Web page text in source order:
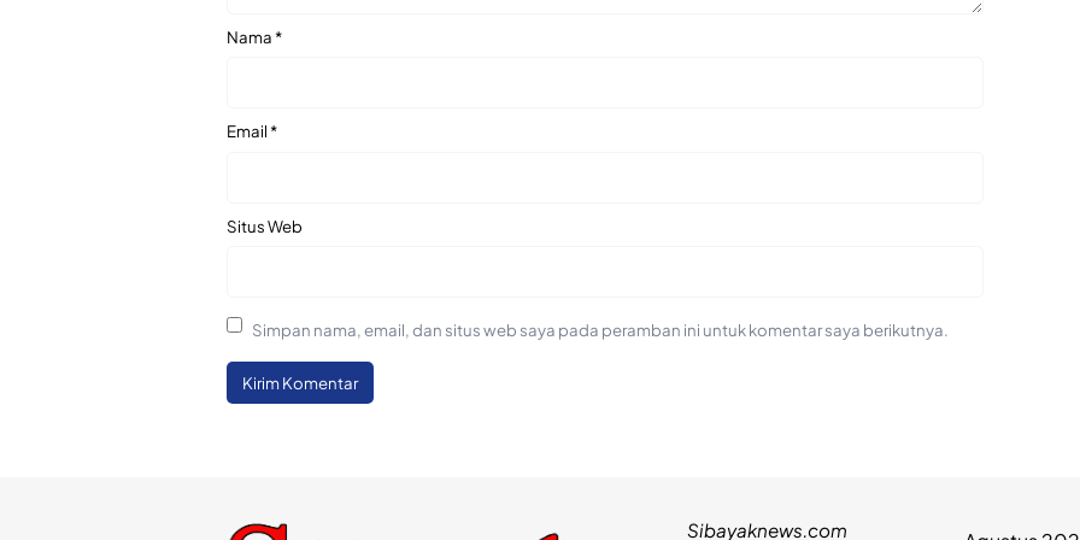
Nama*
Email*
Situs Web
Simpan nama, email, dan situs web saya pada peramban ini untuk komentar saya berikutnya.
Sibayaknews.com